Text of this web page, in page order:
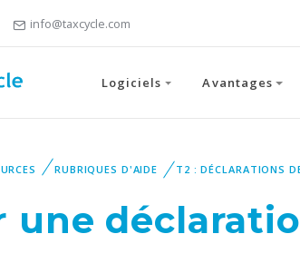
info@taxcycle.com
Logiciels Avantages
RUBRIQUES D'AIDE T2 : DÉCLARATIONS
une